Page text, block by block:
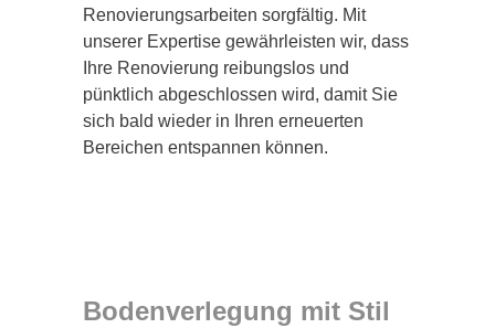
Renovierungsarbeiten sorgfältig. Mit
unserer Expertise gewährleisten wir, dass
Ihre Renovierung reibungslos und
pünktlich abgeschlossen wird, damit Sie
sich bald wieder in Ihren erneuerten
Bereichen entspannen können.
Bodenverlegung mit Stil